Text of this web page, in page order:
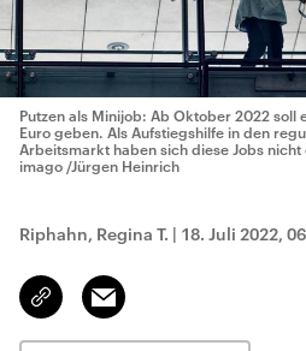
Putzen als Minijob: Ab Oktober 2022 soll
Euro geben. Als Aufstiegshilfe in den
Arbeitsmarkt haben sich diese Jobs nicht
imago /Jürgen Heinrich
Riphahn, Regina T. | 18. Juli 2022,
Link
kopieren/teilen
Email